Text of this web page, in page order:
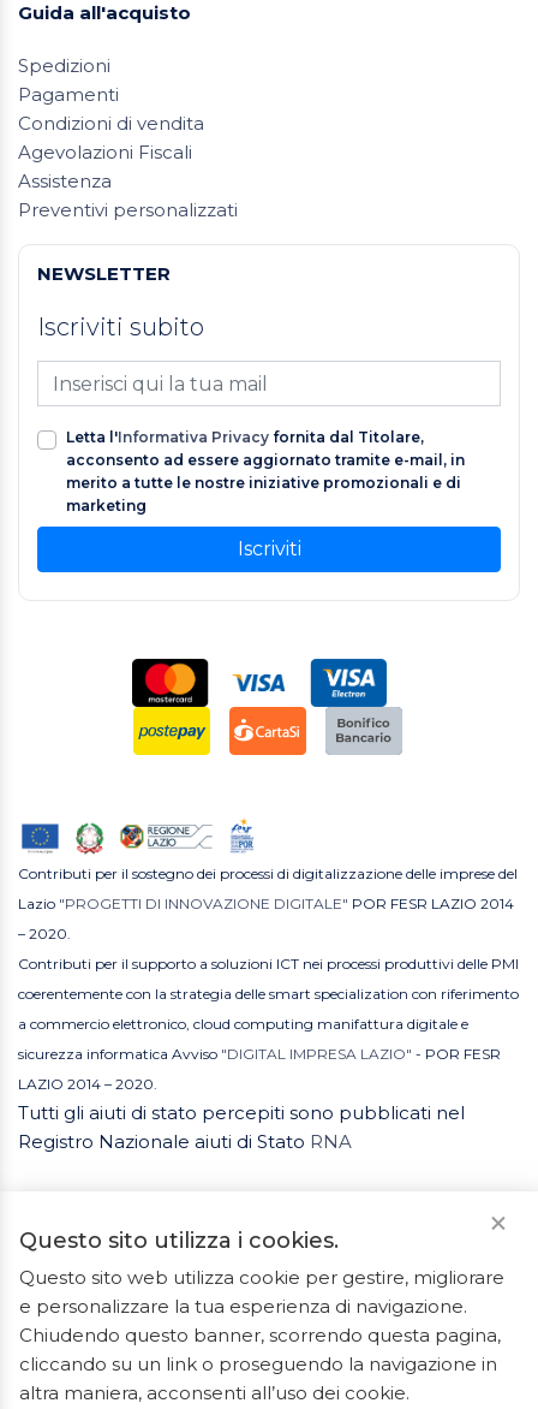
Guida all'acquisto
Spedizioni
Pagamenti
Condizioni di vendita
Agevolazioni Fiscali
Assistenza
Preventivi personalizzati
NEWSLETTER
Iscriviti subito
Letta l'Informativa Privacy fornita dal Titolare,
acconsento ad essere aggiornato tramite e-mail, in
merito a tutte le nostre iniziative promozionali e di
marketing
Iscriviti
Contributi per il sostegno dei processi di digitalizzazione delle imprese del
Lazio "PROGETTI DI INNOVAZIONE DIGITALE" POR FESR LAZIO 2014
– 2020.
Contributi per il supporto a soluzioni ICT nei processi produttivi delle PMI
coerentemente con la strategia delle smart specialization con riferimento
a commercio elettronico, cloud computing manifattura digitale e
sicurezza informatica Avviso "DIGITAL IMPRESA LAZIO" - POR FESR
LAZIO 2014 – 2020.
Tutti gli aiuti di stato percepiti sono pubblicati nel
Registro Nazionale aiuti di Stato RNA
2023 © Tutti i diritti riservati. ArredoBagno.shop è un
marchio registrato.
Ceramiche Marrocco - Via Ponte Gagliardo 34 - 04022
Questo sito utilizza i cookies.
Questo sito web utilizza cookie per gestire, migliorare
e personalizzare la tua esperienza di navigazione.
Chiudendo questo banner, scorrendo questa pagina,
cliccando su un link o proseguendo la navigazione in
altra maniera, acconsenti all’uso dei cookie.